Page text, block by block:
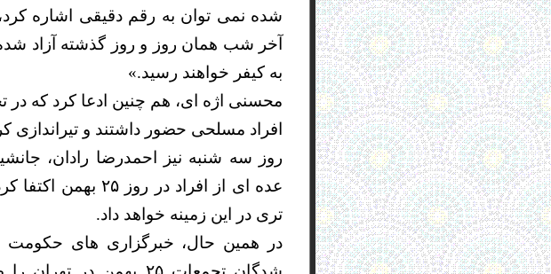
شده نمی توان به رقم دقیقی اشاره
آخر شب همان روز و روز گذشته آزاد
به کیفر خواهند رسید.»
افراد مسلحی حضور داشتند و تیراندازی
روز سه شنبه نیز احمدرضا رادان،
عده ‌ای از افراد
تری در این زمینه خواهد داد.
در همین حال، خبرگزاری های حکومت